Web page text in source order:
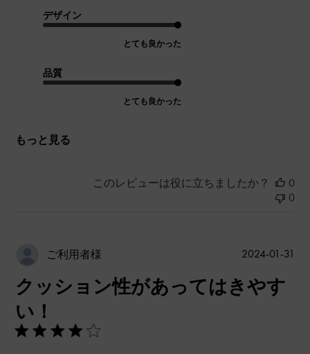
デザイン
とても良かった
品質
とても良かった
もっと見る
このレビューは役に立ちましたか？
0
0
ご利用者様
クッション性があってはきやす
い！
2024-01-31